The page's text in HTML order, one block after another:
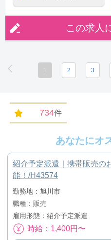
この求人
1 2 3
734件
あなたにオ
紹介予定派遣｜携帯販売の
能！/H43574
勤務地：旭川市
職種：販売
雇用形態：紹介予定派遣
時給：1,400円〜